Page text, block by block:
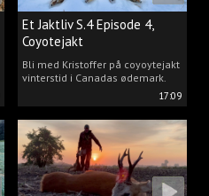
17:09
Et Jaktliv S.4 Episode 4,
Coyotejakt
Bli med Kristoffer på coyoytejakt
vinterstid i Canadas ødemark.